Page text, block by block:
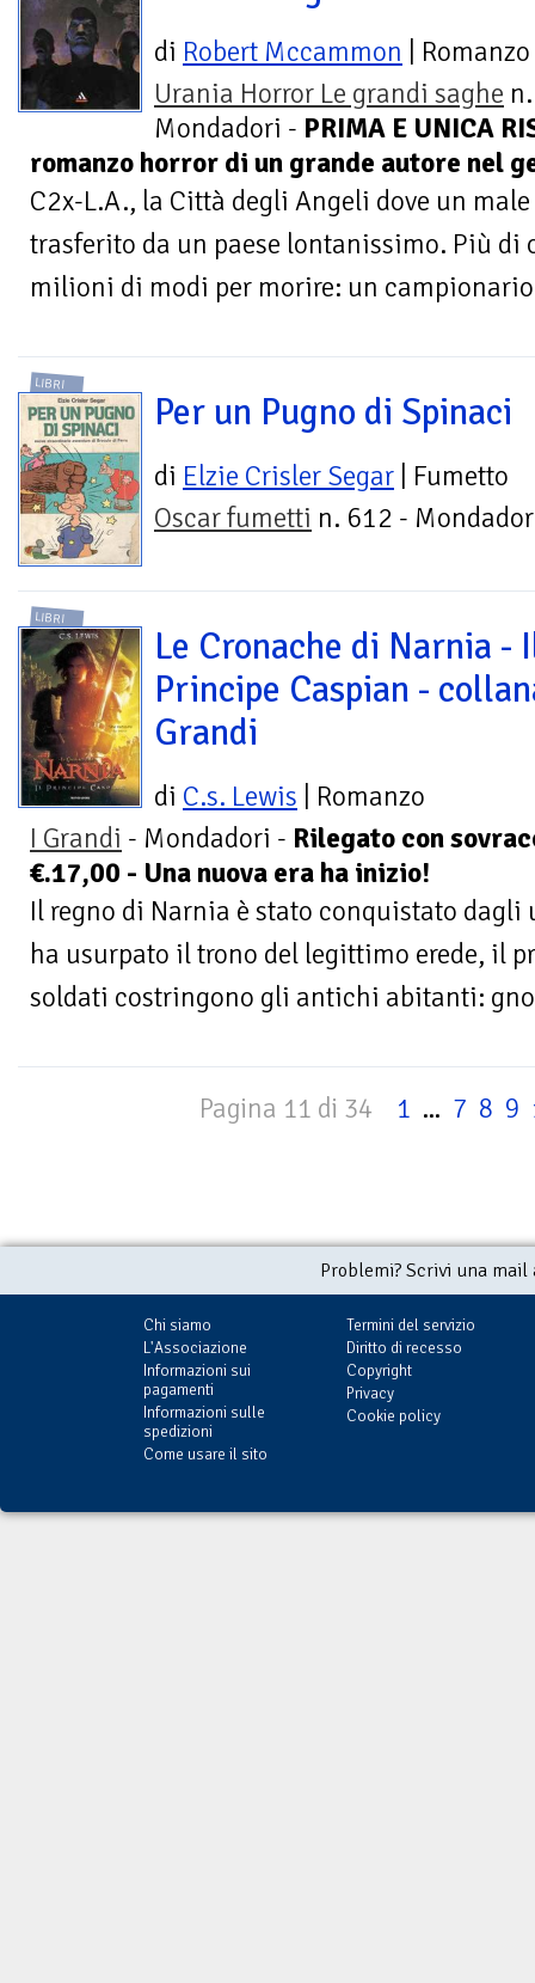
di Robert Mccammon | Romanzo
Urania Horror Le grandi saghe
Mondadori - PRIMA E UNICA
romanzo horror di un grande autore nel
C2x-L.A., la Città degli Angeli dove un
trasferito da un paese lontanissimo. Più
milioni di modi per morire: un
LIBRI
Per un Pugno di Spinaci
di Elzie Crisler Segar | Fumetto
Oscar fumetti n. 612 -
LIBRI
Le Cronache di Narnia -
Principe Caspian -
Grandi
di C.s. Lewis | Romanzo
I Grandi - Mondadori - Rilegato con
€.17,00 - Una nuova era ha inizio!
Il regno di Narnia è stato conquistato
ha usurpato il trono del legittimo erede, il
soldati costringono gli antichi abitanti:
Pagina 11 di 34 1 ... 7 8 9
Problemi? Scrivi una
Chi siamo
L'Associazione
Informazioni sui
pagamenti
Informazioni sulle
spedizioni
Come usare il sito
Termini del servizio
Diritto di recesso
Copyright
Privacy
Cookie policy